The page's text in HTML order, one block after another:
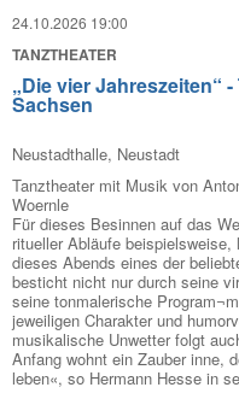
24.10.2026 19:00
TANZTHEATER
„Die vier Jahreszeiten“
Sachsen
Neustadthalle, Neustadt
Tanztheater mit Musik von
Woernle
Für dieses Besinnen auf das
ritueller Abläufe beispielsweise,
dieses Abends eines der
besticht nicht nur durch seine
seine tonmalerische
jeweiligen Charakter und
musikalische Unwetter folgt
Anfang wohnt ein Zauber inne,
leben«, so Hermann Hesse in